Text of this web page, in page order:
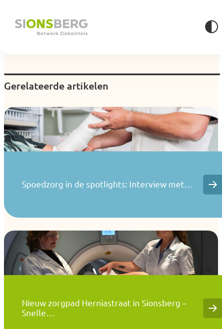
Gerelateerde artikelen
Spoedzorg in de spotlights: Interview met…
Nieuw zorgpad Herniastraat in Sionsberg –
Snelle…